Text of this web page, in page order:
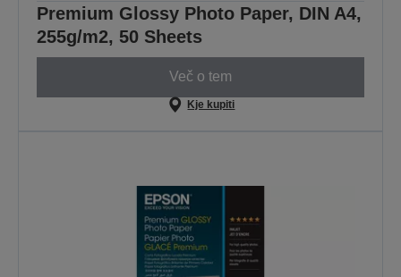
Premium Glossy Photo Paper, DIN A4,
255g/m2, 50 Sheets
Več o tem
Kje kupiti